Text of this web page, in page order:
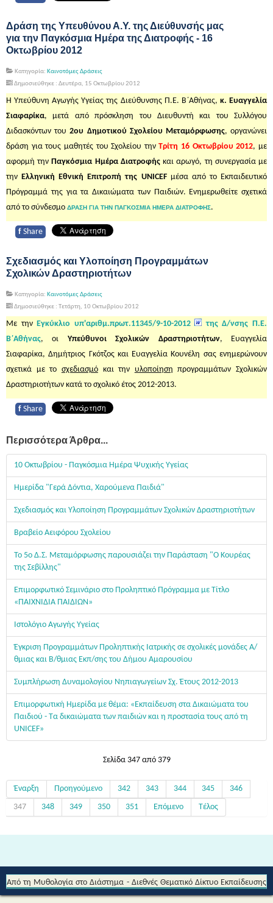
Δράση της Υπευθύνου Α.Υ. της Διεύθυνσής μας
για την Παγκόσμια Ημέρα της Διατροφής - 16
Οκτωβρίου 2012
Κατηγορία: Καινοτόμες Δράσεις
Δημοσιεύθηκε : Δευτέρα, 15 Οκτωβρίου 2012
Η Υπεύθυνη Αγωγής Υγείας της Διεύθυνσης Π.Ε. Β΄Αθήνας, κ. Ευαγγελία
Σιαφαρίκα, μετά από πρόσκληση του Διευθυντή και του Συλλόγου
Διδασκόντων του2ου Δημοτικού Σχολείου Μεταμόρφωσης, οργανώνει
δράση για τους μαθητές του Σχολείου τηνΤρίτη 16 Οκτωβρίου 2012, με
αφορμή τηνΠαγκόσμια Ημέρα Διατροφήςκαι αρωγό, τη συνεργασία με
τηνΕλληνική Εθνική Επιτροπή της UNICEFμέσα από το Εκπαιδευτικό
Πρόγραμμά της για τα Δικαιώματα των Παιδιών. Ενημερωθείτε σχετικά
από το σύνδεσμο ΔΡΑΣΗ ΓΙΑ ΤΗΝ ΠΑΓΚΟΣΜΙΑ ΗΜΕΡΑ ΔΙΑΤΡΟΦΗΣ.
f Share
Σχεδιασμός και Υλοποίηση Προγραμμάτων
Σχολικών Δραστηριοτήτων
Κατηγορία: Καινοτόμες Δράσεις
Δημοσιεύθηκε : Τετάρτη, 10 Οκτωβρίου 2012
Με τηνΕγκύκλιο υπ'αριθμ.πρωτ.11345/9-10-2012
της Δ/νσης Π.Ε.
Β΄Αθήνας, οι Υπεύθυνοι Σχολικών Δραστηριοτήτων, Ευαγγελία
Σιαφαρίκα, Δημήτριος Γκότζος και Ευαγγελία Κουνέλη σας ενημερώνουν
σχετικά με το σχεδιασμόκαι την υλοποίηση προγραμμάτων Σχολικών
Δραστηριοτήτων κατά το σχολικό έτος 2012-2013.
f Share
Περισσότερα Άρθρα...
10 Οκτωβρίου - Παγκόσμια Ημέρα Ψυχικής Υγείας
Ημερίδα "Γερά Δόντια, Χαρούμενα Παιδιά"
Σχεδιασμός και Υλοποίηση Προγραμμάτων Σχολικών Δραστηριοτήτων
Βραβείο Αειφόρου Σχολείου
Το 5ο Δ.Σ. Μεταμόρφωσης παρουσιάζει την Παράσταση "Ο Κουρέας
της Σεβίλλης"
Επιμορφωτικό Σεμινάριο στο Προληπτικό Πρόγραμμα με Τίτλο
«ΠΑΙΧΝΙΔΙΑ ΠΑΙΔΙΩΝ»
Ιστολόγιο Αγωγής Υγείας
Έγκριση Προγραμμάτων Προληπτικής Ιατρικής σε σχολικές μονάδες Α/
θμιας και Β/θμιας Εκπ/σης του Δήμου Αμαρουσίου
Συμπλήρωση Δυναμολογίου Νηπιαγωγείων Σχ. Έτους 2012-2013
Επιμορφωτική Ημερίδα με θέμα: «Εκπαίδευση στα Δικαιώματα του
Παιδιού - Τα δικαιώματα των παιδιών και η προστασία τους από τη
UNICEF»
Σελίδα 347 από 379
Έναρξη Προηγούμενο 342 343 344 345
346
347
348 349 350 351 Επόμενο Τέλος
Από τη Μυθολογία στο Διάστημα - Διεθνές Θεματικό Δίκτυο Εκπαίδευσης
για την Αειφορία (Περιβαλλοντικής & Πολιτιστικής Εκπαίδευσης)